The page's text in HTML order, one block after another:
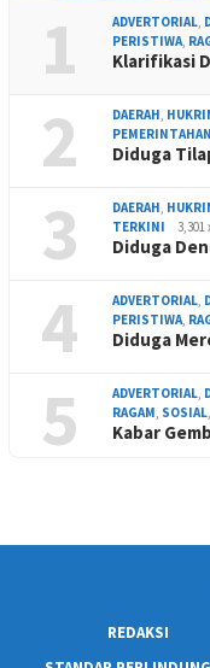
1 ADVERTORIAL,
PERISTIWA,
Klarifikasi
2 DAERAH,
PEMERINTAHAN
Diduga
3 DAERAH,
TERKINI
Diduga
4 ADVERTORIAL,
PERISTIWA,
Diduga
5 ADVERTORIAL,
RAGAM, SOSIAL,
Kabar
REDAKSI